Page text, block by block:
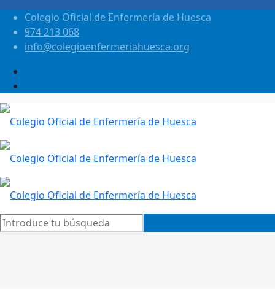
Colegio Oficial de Enfermería de Huesca
974 213 068
info@colegioenfermeriahuesca.org